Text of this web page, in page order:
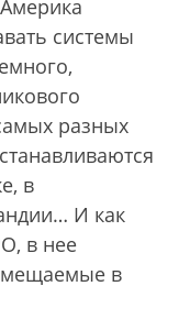
системы
разных
в
И как
в нее
в